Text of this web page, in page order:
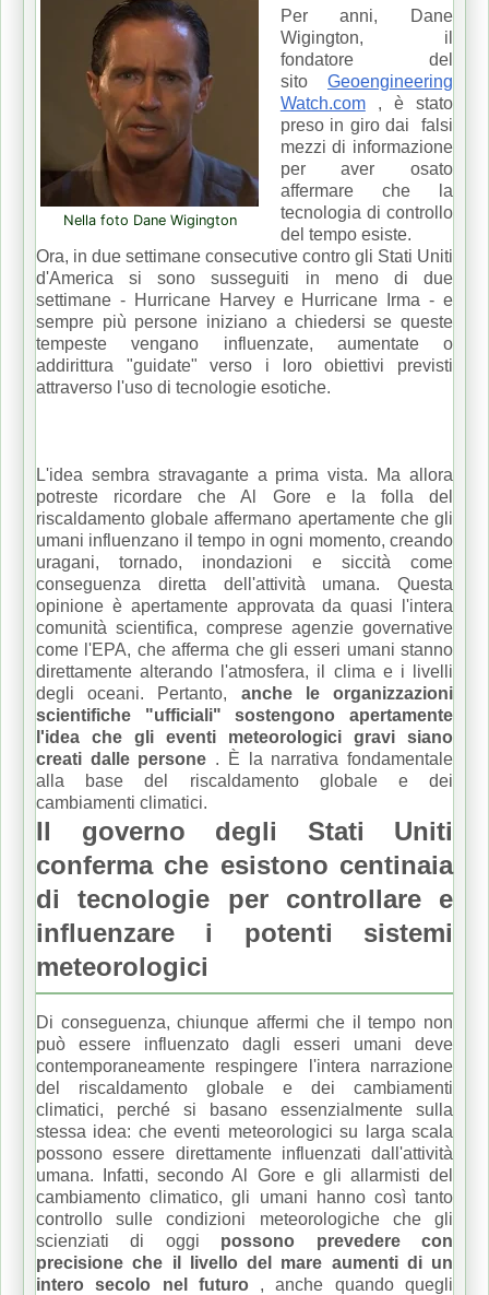
Nella foto Dane Wigington
Per anni, Dane
Wigington, il
fondatore del
sito Geoengineering
Watch.com, è stato
preso in giro dai falsi
mezzi di informazione
per aver osato
affermare che la
tecnologia di controllo
del tempo esiste.
Ora, in due settimane consecutive contro gli Stati Uniti
d'America si sono susseguiti in meno di due
settimane - Hurricane Harvey e Hurricane Irma - e
sempre più persone iniziano a chiedersi se queste
tempeste vengano influenzate, aumentate o
addirittura "guidate" verso i loro obiettivi previsti
attraverso l'uso di tecnologie esotiche.
L'idea sembra stravagante a prima vista.
Ma allora
potreste ricordare che Al Gore e la folla del
riscaldamento globale affermano apertamente che gli
umani influenzano il tempo in ogni momento, creando
uragani, tornado, inondazioni e siccità come
conseguenza diretta dell'attività umana. Questa
opinione è apertamente approvata da quasi l'intera
comunità scientifica, comprese agenzie governative
come l'EPA, che afferma che gli esseri umani stanno
direttamente alterando l'atmosfera, il clima e i livelli
degli oceani. Pertanto, anche le organizzazioni
scientifiche "ufficiali" sostengono apertamente
l'idea che gli eventi meteorologici gravi siano
creati dalle persone .
È la narrativa fondamentale
alla base del riscaldamento globale e dei
cambiamenti climatici.
Il governo degli Stati Uniti
conferma che esistono centinaia
di tecnologie per controllare e
influenzare i potenti sistemi
meteorologici
Di conseguenza, chiunque affermi che il tempo non
può essere influenzato dagli esseri umani deve
contemporaneamente respingere l'intera narrazione
del riscaldamento globale e dei cambiamenti
climatici, perché si basano essenzialmente sulla
stessa idea: che eventi meteorologici su larga scala
possono essere direttamente influenzati dall'attività
umana.
Infatti, secondo Al Gore e gli allarmisti del
cambiamento climatico, gli umani hanno così tanto
controllo sulle condizioni meteorologiche che gli
scienziati di oggi possono prevedere con
precisione che il livello del mare aumenti di un
intero secolo nel futuro, anche quando quegli